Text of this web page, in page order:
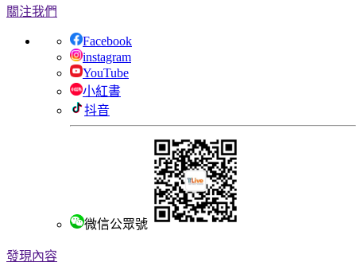
關注我們
Facebook
instagram
YouTube
小紅書
抖音
微信公眾號
發現內容